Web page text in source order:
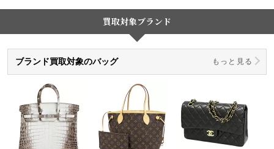
買取対象ブランド
ブランド買取対象のバッグ もっと見る